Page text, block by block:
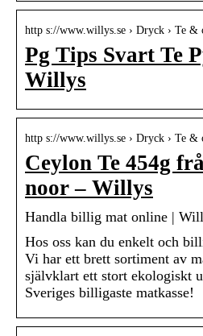
http s://www.willys.se › Dryck › Te &
Pg Tips Svart Te
Willys
http s://www.willys.se › Dryck › Te &
Ceylon Te 454g
noor – Willys
Handla billig mat online |
Hos oss kan du enkelt och
Vi har ett brett sortiment av
självklart ett stort ekologiskt
Sveriges billigaste matkasse!